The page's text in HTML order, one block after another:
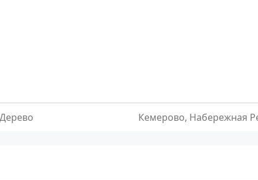
Кемерово, Набережная